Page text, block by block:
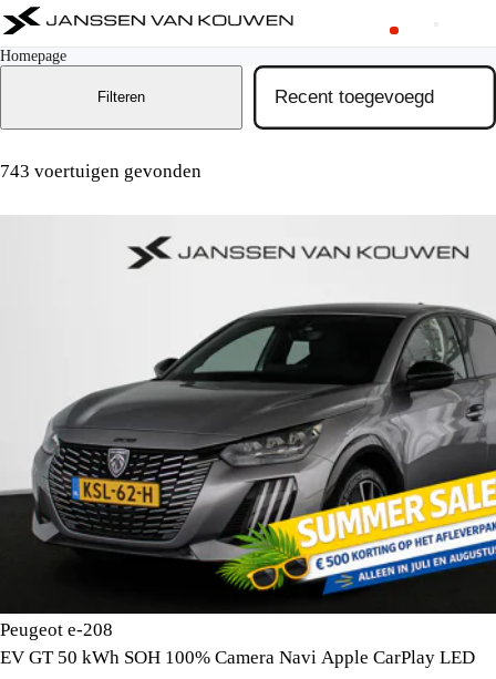
Homepage
743 voertuigen gevonden
Filteren
Peugeot e-208
EV GT 50 kWh SOH 100% Camera Navi Apple CarPlay LED